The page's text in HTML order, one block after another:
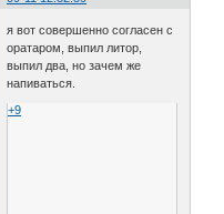
я вот совершенно согласен с
оратаром, выпил литор,
выпил два, но зачем же
напиваться.
+9